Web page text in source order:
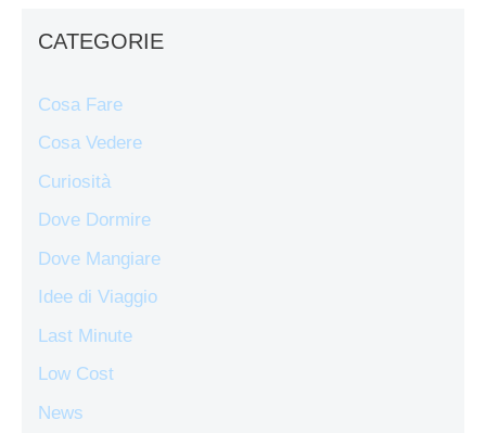
CATEGORIE
Cosa Fare
Cosa Vedere
Curiosità
Dove Dormire
Dove Mangiare
Idee di Viaggio
Last Minute
Low Cost
News